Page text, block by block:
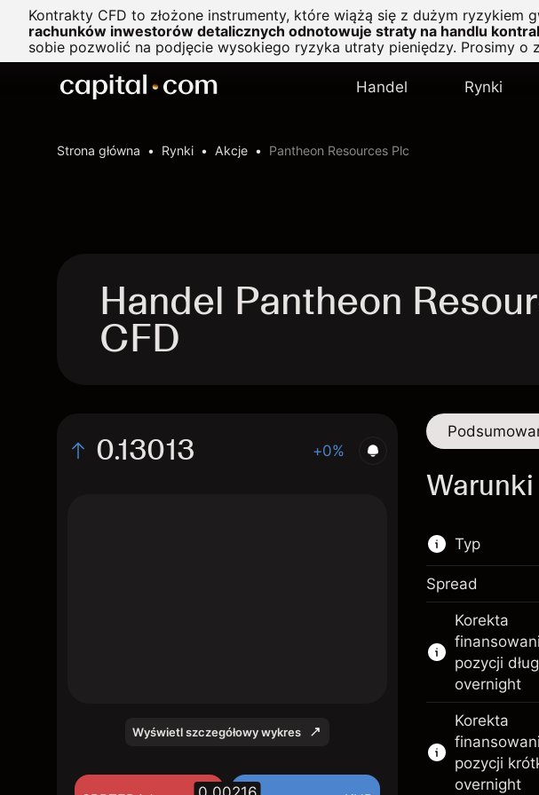
Kontrakty CFD to złożone instrumenty, które wiążą się z dużym
rachunków inwestorów detalicznych odnotowuje straty na handlu
sobie pozwolić na podjęcie wysokiego ryzyka utraty pieniędzy. Prosimy o
Handel Rynki
Strona główna Rynki Akcje Pantheon Resources Plc
Handel Pantheon
CFD
0.13013 +0%
Wyświetl szczegółowy wykres
Typ
Ten
handlu
Więcej
Kontrakty
Opcje
Spread
Korekta
pozycji
overnight
Korekta
pozycji
overnight